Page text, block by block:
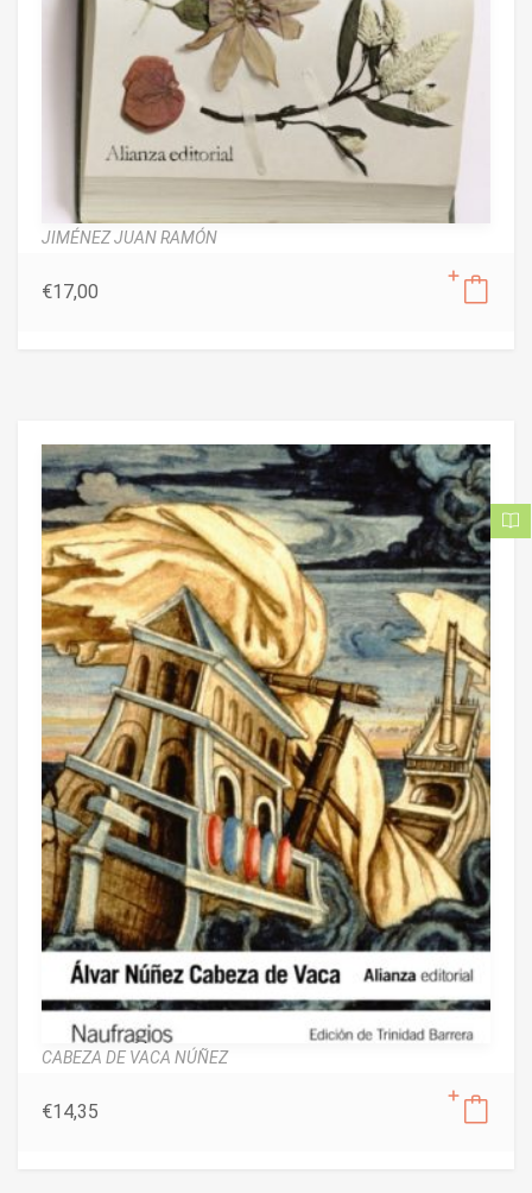
JIMÉNEZ JUAN RAMÓN
€17,00
CABEZA DE VACA NÚÑEZ
€14,35